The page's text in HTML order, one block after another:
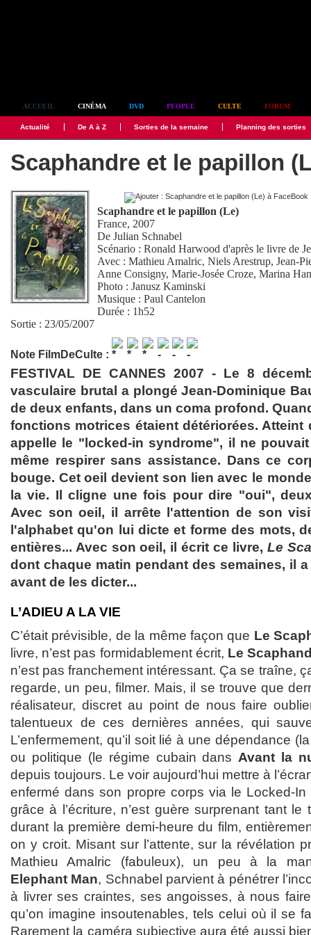
ACCUEIL CINÉMA DVD PEOPLE CULTE FORUM
Actualité De A à Z Sorties de la semaine Planning des sorties
Scaphandre et le papillon
Scaphandre et le papillon (Le)
France, 2007
DeJulian Schnabel
Scénario :Ronald Harwood d'après le livre de
Avec :Mathieu Amalric,Niels Arestrup,Jean-
Anne Consigny,Marie-Josée Croze,Marina
Photo :Janusz Kaminski
Musique :Paul Cantelon
Durée : 1h52
Sortie : 23/05/2007
Note FilmDeCulte :
FESTIVAL DE CANNES 2007 - Le 8
vasculaire brutal a plongé Jean-Dominique
de deux enfants, dans un coma profond.
fonctions motrices étaient détériorées. Atteint
appelle le "locked-in syndrome", il ne
même respirer sans assistance. Dans ce
bouge. Cet oeil devient son lien avec le
la vie. Il cligne une fois pour dire "oui",
Avec son oeil, il arrête l'attention de son
l'alphabet qu'on lui dicte et forme des mots,
entières... Avec son oeil, il écrit ce livre, Le
dont chaque matin pendant des semaines, il
avant de les dicter...
L’ADIEU A LA VIE
C’était prévisible, de la même façon que Le
livre, n’est pas formidablement écrit, Le
n’est pas franchement intéressant. Ça se traîne,
regarde, un peu, filmer. Mais, il se trouve que
réalisateur, discret au point de nous faire
talentueux de ces dernières années, qui
L’enfermement, qu’il soit lié à une dépendance
ou politique (le régime cubain dans Avant la
depuis toujours. Le voir aujourd’hui mettre à
enfermé dans son propre corps via le Locked-In
grâce à l’écriture, n’est guère surprenant tant
durant la première demi-heure du film,
on y croit. Misant sur l’attente, sur la révélation
Mathieu Amalric (fabuleux), un peu à la
Elephant Man, Schnabel parvient à pénétrer
à livrer ses craintes, ses angoisses, à nous
qu’on imagine insoutenables, tels celui où il se
Rarement la caméra subjective aura été aussi